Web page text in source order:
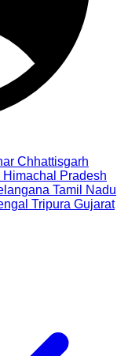
Chhattisgarh
Himachal Pradesh
Tamil Nadu
Tripura Gujarat